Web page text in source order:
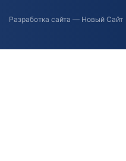
Разработка сайта — Новый Сайт